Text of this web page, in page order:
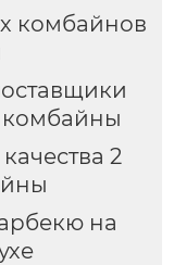
комбайнов
комбайны
2
на